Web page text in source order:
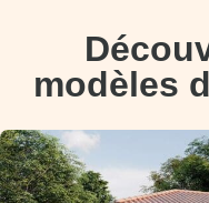
modèles